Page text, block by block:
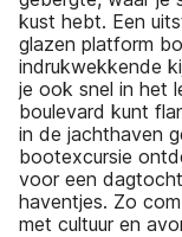
kust hebt. Een
glazen platform
indrukwekkende
je ook snel in het
boulevard kunt
in de jachthaven
bootexcursie
voor een
haventjes. Zo
met cultuur en